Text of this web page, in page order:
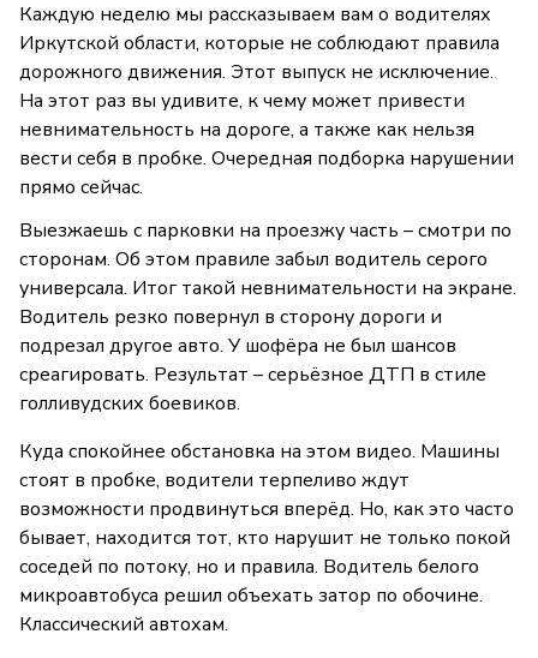
Каждую неделю мы рассказываем вам о водителях
Иркутской области, которые не соблюдают правила
дорожного движения. Этот выпуск не исключение.
На этот раз вы удивите, к чему может привести
невнимательность на дороге, а также как нельзя
вести себя в пробке. Очередная подборка нарушении
прямо сейчас.
Выезжаешь с парковки на проезжу часть – смотри по
сторонам. Об этом правиле забыл водитель серого
универсала. Итог такой невнимательности на экране.
Водитель резко повернул в сторону дороги и
подрезал другое авто. У шофёра не был шансов
среагировать. Результат – серьёзное ДТП в стиле
голливудских боевиков.
Куда спокойнее обстановка на этом видео. Машины
стоят в пробке, водители терпеливо ждут
возможности продвинуться вперёд. Но, как это часто
бывает, находится тот, кто нарушит не только покой
соседей по потоку, но и правила. Водитель белого
микроавтобуса решил объехать затор по обочине.
Классический автохам.